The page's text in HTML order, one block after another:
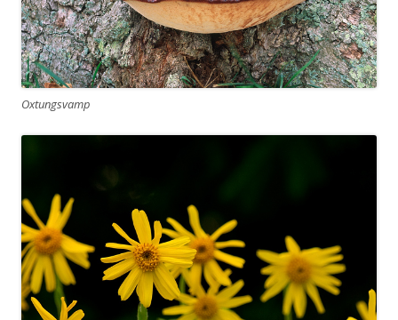
Oxtungsvamp